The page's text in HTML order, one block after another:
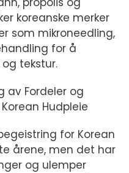
koreanske merker
som mikroneedling,
for å
tekstur.
av Fordeler og
Hudpleie
for Korean
årene, men det har
og ulemper